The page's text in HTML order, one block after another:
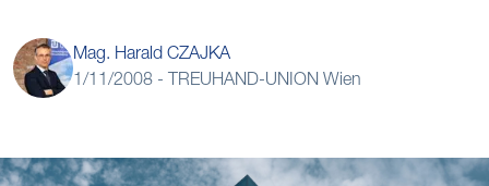
Mag. Harald CZAJKA
1/11/2008 - TREUHAND-UNION Wien